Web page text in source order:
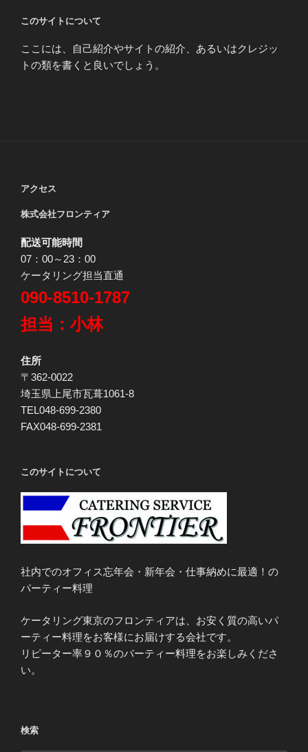
このサイトについて
ここには、自己紹介やサイトの紹介、あるいはクレジッ
トの類を書くと良いでしょう。
アクセス
株式会社フロンティア
配送可能時間
07：00～23：00
ケータリング担当直通
090-8510-1787
担当：小林
住所
〒362-0022
埼玉県上尾市瓦葺1061-8
TEL048-699-2380
FAX048-699-2381
このサイトについて
社内でのオフィス忘年会・新年会・仕事納めに最適！の
パーティー料理
ケータリング東京のフロンティアは、お安く質の高いパ
ーティー料理をお客様にお届けする会社です。
リピーター率９０％のパーティー料理をお楽しみくださ
い。
検索